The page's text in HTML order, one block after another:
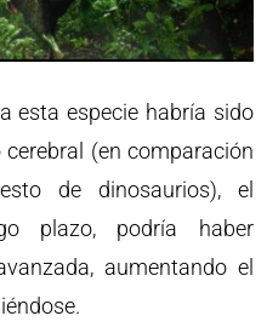
esta especie habría sido
(en comparación
de dinosaurios), el
plazo, podría haber
aumentando el